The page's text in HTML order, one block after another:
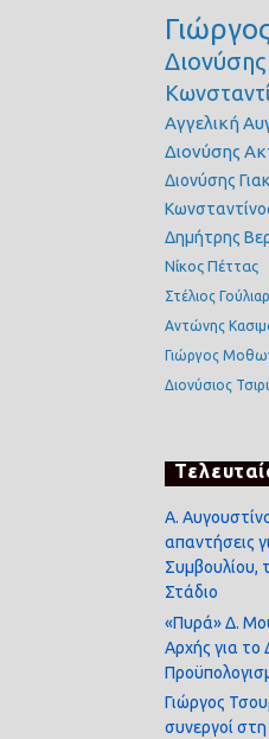
Αγγελική
Διονύσης
Διονύσης
Δημήτρης
Νίκος Πέττας
Στέλιος
Αντώνης
Γιώργος
Διονύσιος
Α.
απαντήσεις
Συμβουλίου,
Στάδιο
«Πυρά» Δ.
Αρχής για το
Γιώργος
συνεργοί